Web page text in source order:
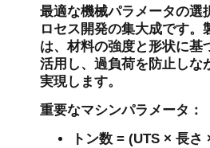
最適な機械パラメータの選
ロセス開発の集大成です。
は、材料の強度と形状に基
活用し、過負荷を防止しな
実現します。
重要なマシンパラメータ：
トン数 = (UTS × 長